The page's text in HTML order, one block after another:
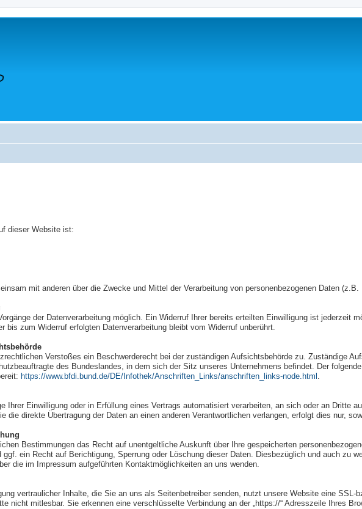
dieser Website ist:
mit anderen über die Zwecke und Mittel der Verarbeitung von personenbezogenen Daten
der Datenverarbeitung möglich. Ein Widerruf Ihrer bereits erteilten Einwilligung ist jederzeit
zum Widerruf erfolgten Datenverarbeitung bleibt vom Widerruf unberührt.
Verstoßes ein Beschwerderecht bei der zuständigen Aufsichtsbehörde zu. Zuständige
des Bundeslandes, in dem sich der Sitz unseres Unternehmens befindet. Der
https://www.bfdi.bund.de/DE/Infothek/Anschriften_Links/anschriften_links-node.html .
Ihrer Einwilligung oder in Erfüllung eines Vertrags automatisiert verarbeiten, an sich oder an Dritte
die direkte Übertragung der Daten an einen anderen Verantwortlichen verlangen, erfolgt dies nur,
Bestimmungen das Recht auf unentgeltliche Auskunft über Ihre gespeicherten
ein Recht auf Berichtigung, Sperrung oder Löschung dieser Daten. Diesbezüglich und auch zu
die im Impressum aufgeführten Kontaktmöglichkeiten an uns wenden.
vertraulicher Inhalte, die Sie an uns als Seitenbetreiber senden, nutzt unsere Website eine SSL-
nicht mitlesbar. Sie erkennen eine verschlüsselte Verbindung an der „https://“ Adresszeile Ihres